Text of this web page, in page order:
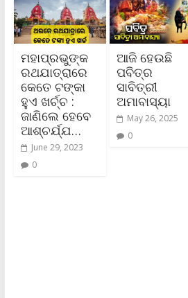
ମହାପ୍ରଭୁଙ୍କ
ରଥଯାତ୍ରାରେ
କେତେ ଟଙ୍କା
ହୁଏ ଖର୍ଚ୍ଚ :
ଜାଣିଲେ ହେବେ
ଆଶ୍ଚର୍ଯ୍ଯ…
June 29, 2023
0
ଆଜି ହେଉଛି
ପବିତ୍ର
ସାବିତ୍ରୀ
ଅମାବାସ୍ୟା
May 26, 2025
0